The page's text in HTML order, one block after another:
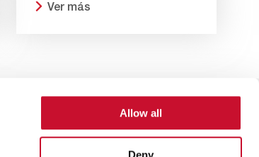
Allow all
Deny
Ver más
Menu
de privacidad